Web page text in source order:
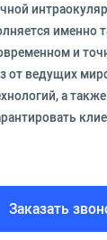
именно
и
от ведущих
а
Заказать